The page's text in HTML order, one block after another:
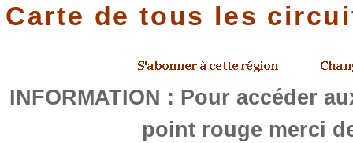
Carte de tous les
INFORMATION : Pour accéder
point rouge merci